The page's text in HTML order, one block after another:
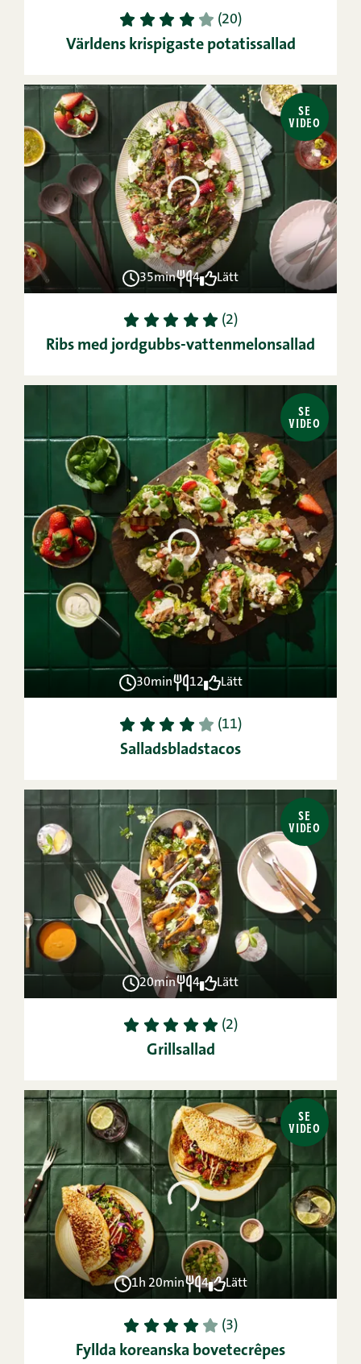
1 2 3 4 5 (20)
Världens krispigaste potatissallad
SE
VIDEO
35min 4 Lätt
1 2 3 4 5 (2)
Ribs med jordgubbs-vattenmelonsallad
SE
VIDEO
30min 12 Lätt
1 2 3 4 5 (11)
Salladsbladstacos
SE
VIDEO
20min 4 Lätt
1 2 3 4 5 (2)
Grillsallad
SE
VIDEO
1h 20min 4 Lätt
1 2 3 4 5 (3)
Fyllda koreanska bovetecrêpes